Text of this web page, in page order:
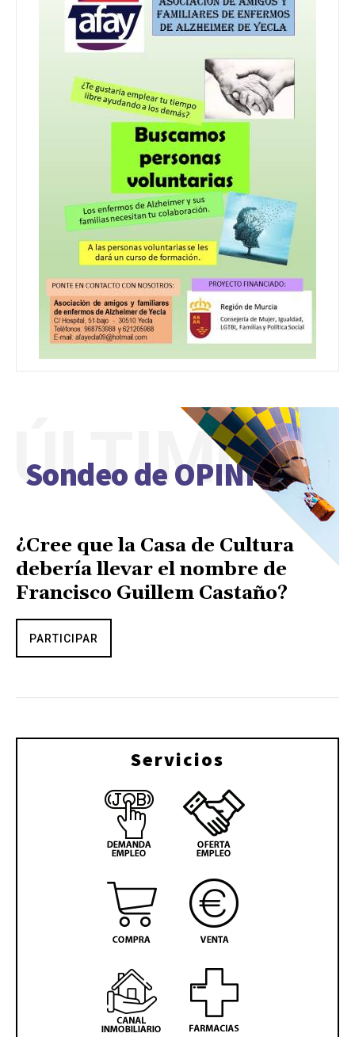
Sondeo de OPINIÓN
ÚLTIMO
¿Cree que la Casa de Cultura
debería llevar el nombre de
Francisco Guillem Castaño?
PARTICIPAR
Servicios